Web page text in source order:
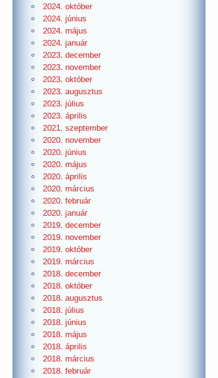
2024. október
2024. június
2024. május
2024. január
2023. december
2023. november
2023. október
2023. augusztus
2023. július
2023. április
2021. szeptember
2020. november
2020. június
2020. május
2020. április
2020. március
2020. február
2020. január
2019. december
2019. november
2019. október
2019. március
2018. december
2018. október
2018. augusztus
2018. július
2018. június
2018. május
2018. április
2018. március
2018. február